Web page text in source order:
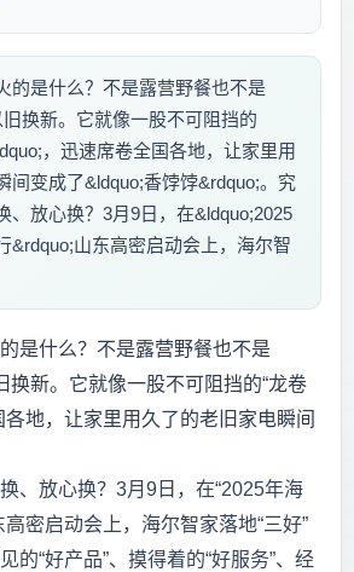
的是什么？不是露营野餐也不是
换新。它就像一股不可阻挡的
，迅速席卷全国各地，让家里用
间变成了&ldquo;香饽饽&rdquo;。究
、放心换？3月9日，在&ldquo;2025
&rdquo;山东高密启动会上，海尔智
是什么？不是露营野餐也不是
换新。它就像一股不可阻挡的“龙卷
各地，让家里用久了的老旧家电瞬间
、放心换？3月9日，在“2025年海
密启动会上，海尔智家落地“三好”
的“好产品”、摸得着的“好服务”、经